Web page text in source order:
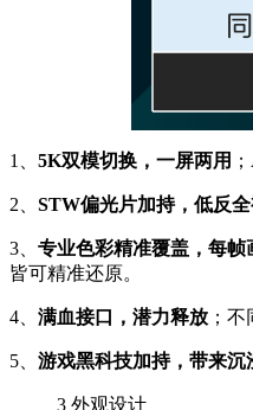
1、 5K双模切换，一屏两用
2、 STW偏光片加持，低反
3、 专业色彩精准覆盖，每帧
皆可精准还原。
4、 满血接口，潜力释放 ；
5、 游戏黑科技加持，带来沉
3 外观设计